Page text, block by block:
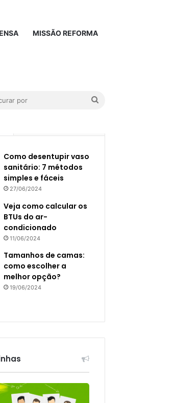
MISSÃO REFORMA
Como desentupir vaso
sanitário: 7 métodos
simples e fáceis
27/06/2024
Veja como calcular os
BTUs do ar-
condicionado
11/06/2024
Tamanhos de camas:
como escolher a
melhor opção?
19/06/2024